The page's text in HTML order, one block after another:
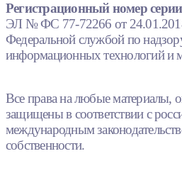
Регистрационный номер серии
ЭЛ № ФС 77-72266 от
Федеральной службой по
информационных технологий и
Все права на любые материалы,
защищены в соответствии с
международным
собственности.